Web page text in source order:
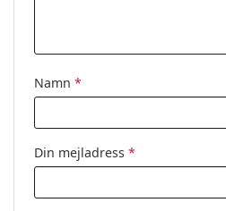
Namn *
Din mejladress *